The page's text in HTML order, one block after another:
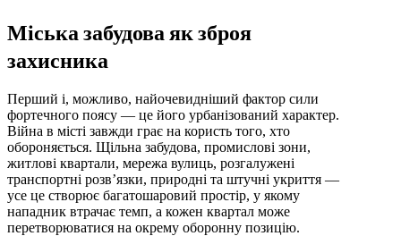
Міська забудова як зброя
захисника
Перший і, можливо, найочевидніший фактор сили
фортечного поясу — це його урбанізований характер.
Війна в місті завжди грає на користь того, хто
обороняється. Щільна забудова, промислові зони,
житлові квартали, мережа вулиць, розгалужені
транспортні розв’язки, природні та штучні укриття —
усе це створює багатошаровий простір, у якому
нападник втрачає темп, а кожен квартал може
перетворюватися на окрему оборонну позицію.